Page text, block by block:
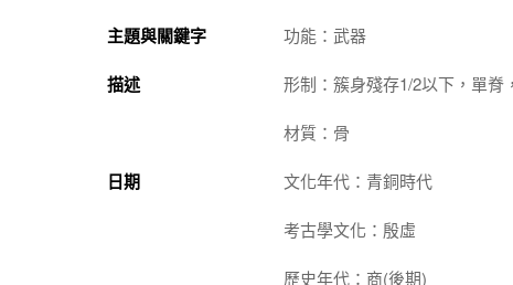
主題與關鍵字 功能：武器
描述 形制：簇身殘存1/2以下，單脊
材質：骨
日期 文化年代：青銅時代
考古學文化：殷虛
歷史年代：商(後期)